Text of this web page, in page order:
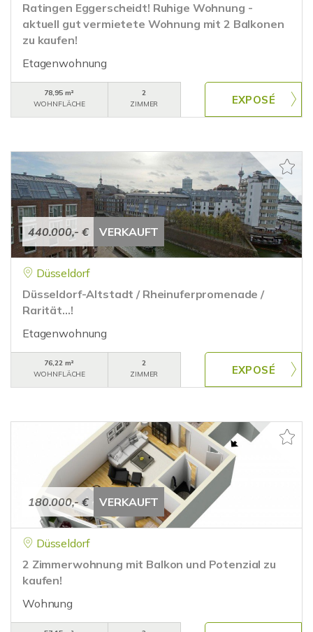
Ratingen Eggerscheidt! Ruhige Wohnung -
aktuell gut vermietete Wohnung mit 2 Balkonen
zu kaufen!
Etagenwohnung
78,95 m²
WOHNFLÄCHE
2
ZIMMER
440.000,- € VERKAUFT
Düsseldorf
Düsseldorf-Altstadt / Rheinuferpromenade /
Rarität...!
Etagenwohnung
76,22 m²
WOHNFLÄCHE
2
ZIMMER
180.000,- € VERKAUFT
Düsseldorf
2 Zimmerwohnung mit Balkon und Potenzial zu
kaufen!
Wohnung